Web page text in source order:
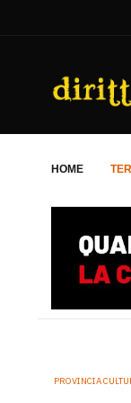
HOME
PROVINCIA